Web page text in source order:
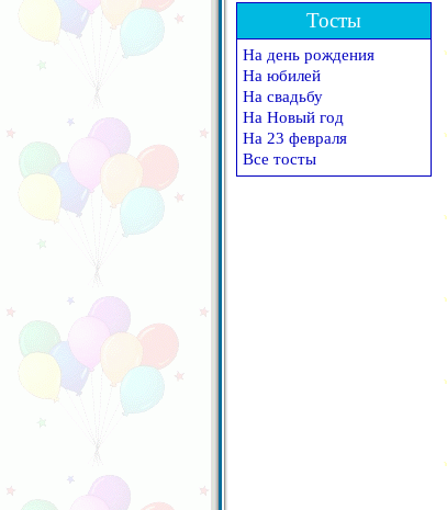
Тосты
На день рождения
На юбилей
На свадьбу
На Новый год
На 23 февраля
Все тосты